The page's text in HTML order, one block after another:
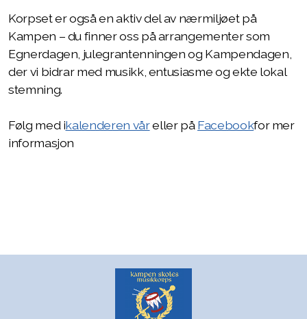
Korpset er også en aktiv del av nærmiljøet på
Kampen – du finner oss på arrangementer som
Egnerdagen, julegrantenningen og Kampendagen,
der vi bidrar med musikk, entusiasme og ekte lokal
stemning.
Følg med ikalenderen våreller påFacebookfor mer
informasjon
Å være korpsforelder
Samspill